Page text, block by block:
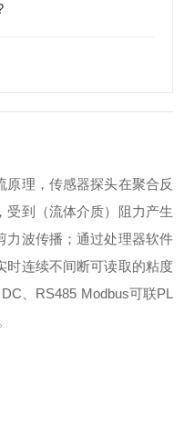
原理，传感器探头在聚合反
受到（流体介质）阻力产生
力波传播；通过处理器软件
时连续不间断可读取的粘度
、RS485 Modbus可联PL